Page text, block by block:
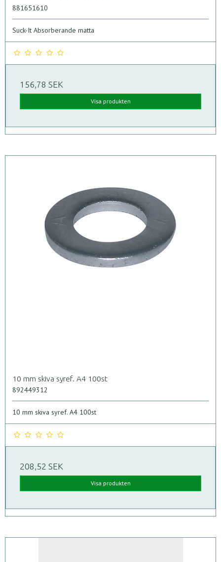
881651610
Suck-It Absorberande matta
156,78 SEK
Visa produkten
10 mm skiva syref. A4 100st
892449312
10 mm skiva syref. A4 100st
208,52 SEK
Visa produkten